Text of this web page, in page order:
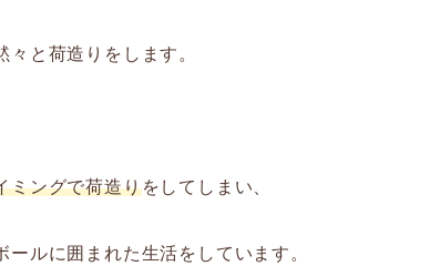
と荷造りをします。
ミングで荷造りをしてしまい、
ルに囲まれた生活をしています。